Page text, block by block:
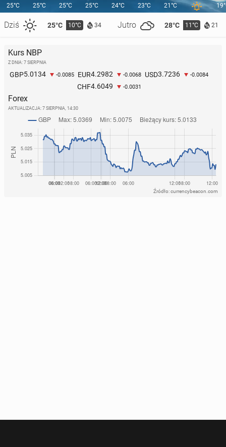
25°C
Dziś 25°C 10°C 34 Jutro 28°C 11°C 21
25°C 25°C 25°C 24°C 23°C 21°C
Kurs NBP
Z DNIA: 7 SIERPNIA
GBP5.0134 -0.0085 EUR4.2982 -0.0068 USD3.7236 -0.0084
CHF4.6049 -0.0031
Forex
AKTUALIZACJA: 7 SIERPNIA, 14:30
Źródło: currencybeacon.com